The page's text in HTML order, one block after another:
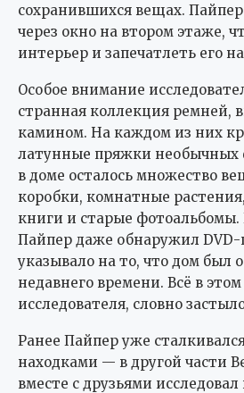
сохранившихся вещах.
через окно на втором этаже,
интерьер и запечатлеть его
Особое внимание
странная коллекция ремней,
камином. На каждом из них
латунные пряжки необычных
в доме осталось множество
коробки, комнатные
книги и старые фотоальбомы.
Пайпер даже обнаружил DVD-
указывало на то, что дом был
недавнего времени. Всё в
исследователя, словно
Ранее Пайпер уже
находками — в другой части
вместе с друзьями